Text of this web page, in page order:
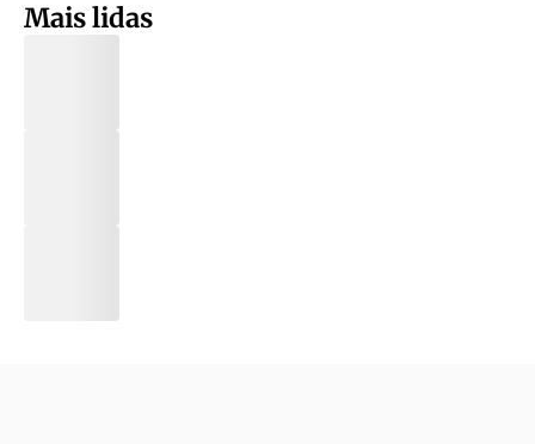
Mais lidas